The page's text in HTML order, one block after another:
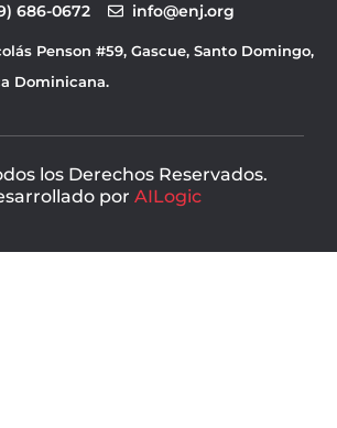
t
b
686-0672 info@enj.org
Penson #59, Gascue, Santo Domingo,
Dominicana.
los Derechos Reservados.
por AILogic